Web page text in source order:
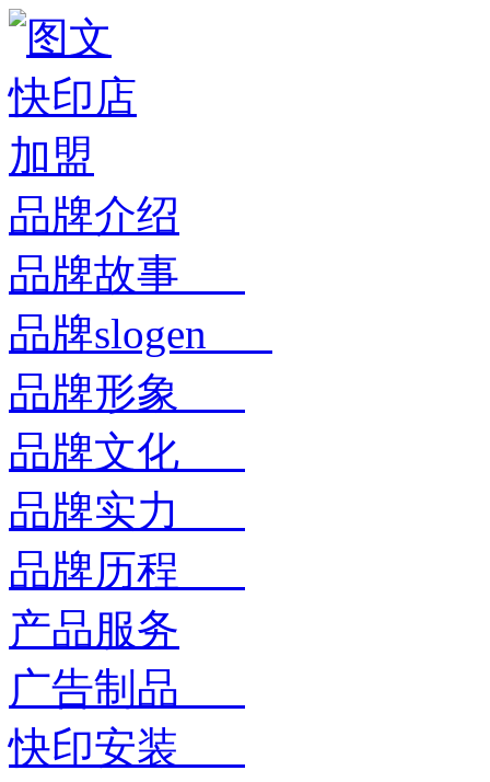
品牌介绍
品牌故事
品牌slogen
品牌形象
品牌文化
品牌实力
品牌历程
产品服务
广告制品
快印安装